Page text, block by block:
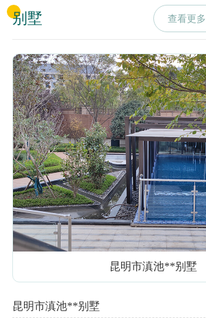
别墅 查看更多
昆明市滇池**别墅
昆明市滇池**别墅